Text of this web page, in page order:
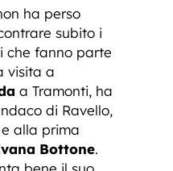
ha perso
subito i
che fanno parte
visita a
a Tramonti, ha
di Ravello,
e alla prima
Bottone.